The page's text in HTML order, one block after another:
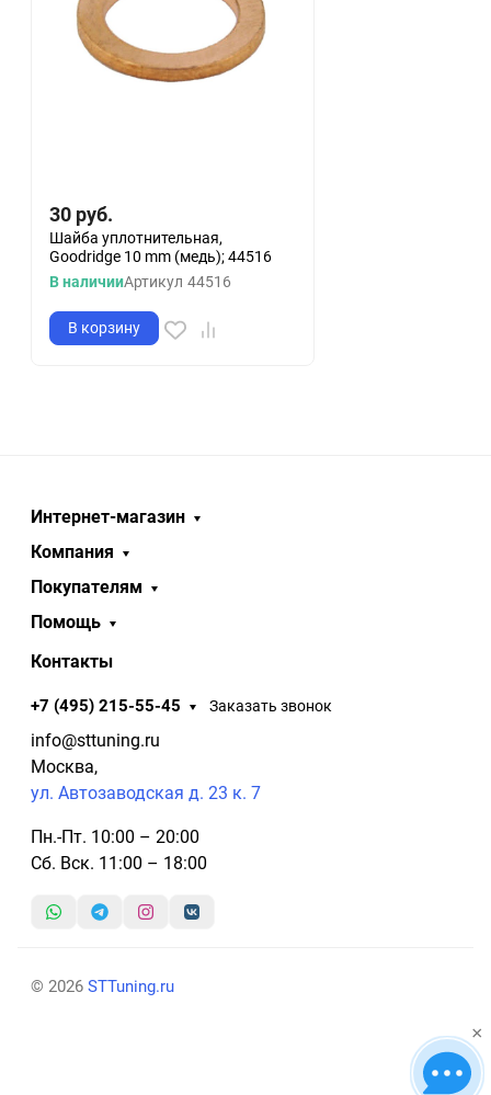
30 руб.
Шайба уплотнительная,
Goodridge 10 mm (медь); 44516
В наличииАртикул 44516
В корзину
Интернет-магазин
Компания
Покупателям
Помощь
Контакты
+7 (495) 215-55-45 Заказать звонок
info@sttuning.ru
Москва,
ул. Автозаводская д. 23 к. 7
Пн.-Пт. 10:00 – 20:00
Сб. Вск. 11:00 – 18:00
© 2026 STTuning.ru
×